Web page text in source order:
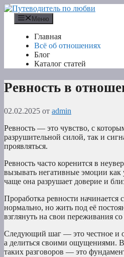
Перейти
содержимому
Меню
Главная
Всё об отношениях
Блог
Каталог статей
Ревность в
02.02.2025 от admin
Ревность — это чувство, с
разрушительной силой, так и
проявляться.
Ревность часто коренится в
вызывать негативные эмоции как
чаще она разрушает доверие и
Проработка ревности начинается
нормально, но жить под её
взглянуть на свои переживания
Следующий шаг — это честное и
а делиться своими ощущениями.
таких разговоров — это